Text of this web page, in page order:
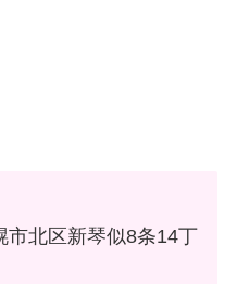
市北区新琴似8条14丁